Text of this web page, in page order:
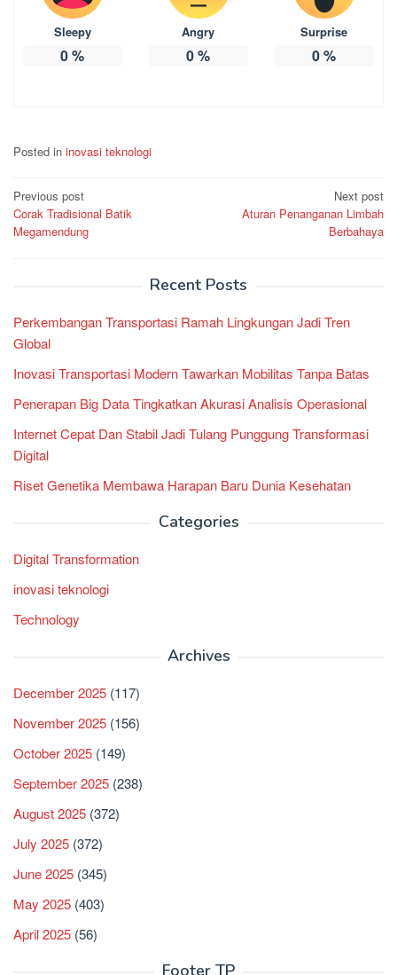
Sleepy
0%
Angry
0%
Surprise
0%
Posted in inovasi teknologi
Post
navigation
Previous post
Corak Tradisional Batik
Megamendung
Next post
Aturan Penanganan Limbah
Berbahaya
Recent Posts
Perkembangan Transportasi Ramah Lingkungan Jadi Tren
Global
Inovasi Transportasi Modern Tawarkan Mobilitas Tanpa Batas
Penerapan Big Data Tingkatkan Akurasi Analisis Operasional
Internet Cepat Dan Stabil Jadi Tulang Punggung Transformasi
Digital
Riset Genetika Membawa Harapan Baru Dunia Kesehatan
Categories
Digital Transformation
inovasi teknologi
Technology
Archives
December 2025 (117)
November 2025 (156)
October 2025 (149)
September 2025 (238)
August 2025 (372)
July 2025 (372)
June 2025 (345)
May 2025 (403)
April 2025 (56)